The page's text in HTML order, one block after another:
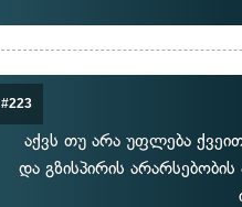
#223
აქვს თუ არა უფლება
და გზისპირის